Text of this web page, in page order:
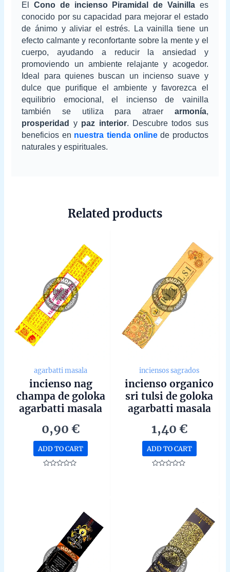
ElCono de incienso Piramidal de Vainillaes
conocido por su capacidad para mejorar el estado
de ánimo y aliviar el estrés. La vainilla tiene un
efecto calmante y reconfortante sobre la mente y el
cuerpo, ayudando a reducir la ansiedad y
promoviendo un ambiente relajante y acogedor.
Ideal para quienes buscan un incienso suave y
dulce que purifique el ambiente y favorezca el
equilibrio emocional, el incienso de vainilla
también se utiliza para atraer armonía,
prosperidad
y paz interior. Descubre todos sus
beneficios en nuestra tienda onlinede productos
naturales y espirituales.
Related products
agarbatti masala
incienso nag
champa de goloka
agarbatti masala
bangalore unidad
de 15g
0,90€
ADD TO CART
inciensos sagrados
incienso organico
sri tulsi de goloka
agarbatti masala
bangalore unidad
de 15g
1,40 €
ADD TO CART